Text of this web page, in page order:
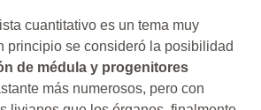
cuantitativo es un tema muy
principio se consideró la posibilidad
de médula y progenitores
más numerosos, pero con